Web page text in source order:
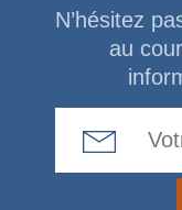
N’hésitez
au